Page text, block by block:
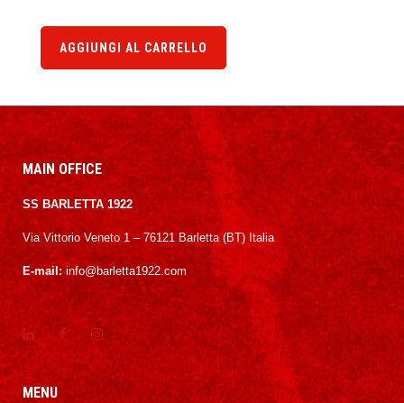
AGGIUNGI AL CARRELLO
MAIN OFFICE
SS BARLETTA 1922
Via Vittorio Veneto 1 – 76121 Barletta (BT) Italia
E-mail: info@barletta1922.com
MENU